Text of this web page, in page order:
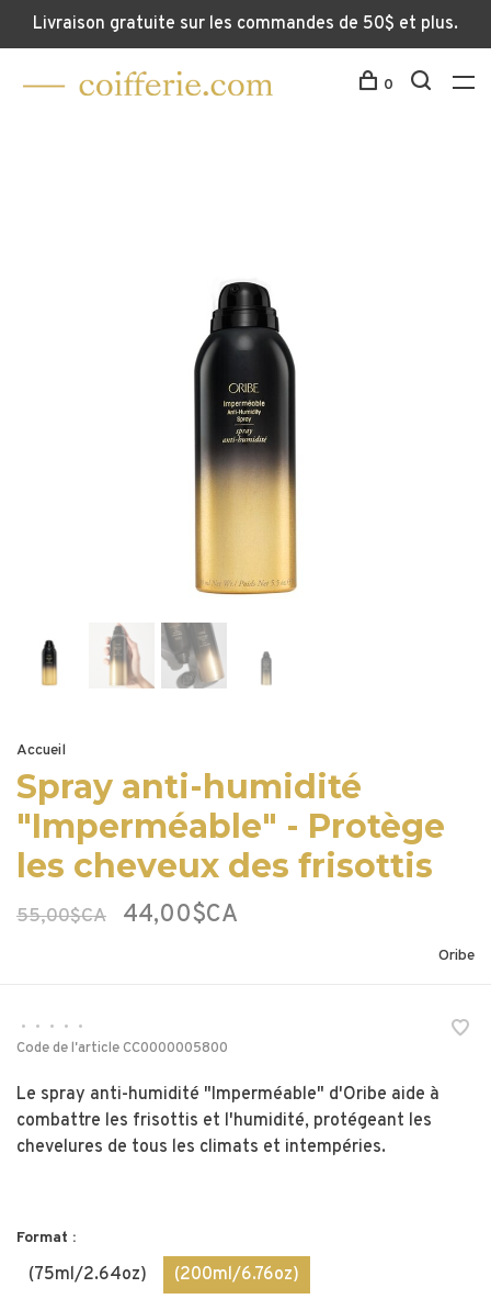
Livraison gratuite sur les commandes de 50$ et plus.
0
Accueil
Spray anti-humidité
"Imperméable" - Protège
les cheveux des frisottis
55,00$CA 44,00$CA
Oribe
• • • •
•
Code de l'articleCC0000005800
Le spray anti-humidité "Imperméable" d'Oribe aide à
combattre les frisottis et l'humidité, protégeant les
chevelures de tous les climats et intempéries.
Format :
(75ml/2.64oz) (200ml/6.76oz)